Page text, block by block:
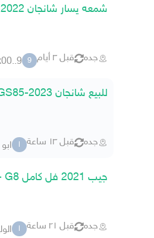
شمعه يسار شانجان CS85 2022
جده قبل ٣ أيام 9
9..x00
للبيع شانجان GS85-2023 فل كامل
جده قبل ١٣ ساعة ا
جيب 2021 فل كامل GAC - G8 شد بلد وكالة
جده قبل ٢١ ساعة ا